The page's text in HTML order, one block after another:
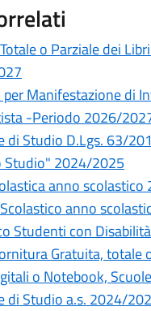
o Parziale dei
Manifestazione di
-Periodo 2026/
di Studio D.Lgs. 63/
Studio" 2024/2025
anno
anno
Studenti con
Gratuita, totale
o Notebook,
di Studio a.s. 2024/